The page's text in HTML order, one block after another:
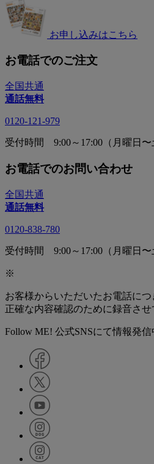
お申し込みはこちら
お電話でのご注文
全国共通
通話無料
0120-121-979
受付時間 9:00～17:00（月曜日〜
お電話でのお問い合わせ
全国共通
通話無料
0120-838-780
受付時間 9:00～17:00（月曜日〜
※
お客様からいただいたお電話につ
正確な内容確認のために録音させ
Follow ME! 公式SNSにて情報発信